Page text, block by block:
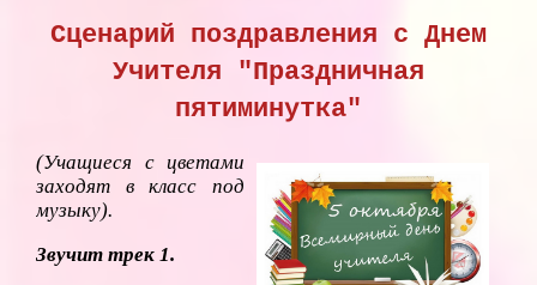
Сценарий поздравления с Днем
Учителя "Праздничная
пятиминутка"
(Учащиеся с цветами
заходят в класс под
музыку).
Звучит трек 1.